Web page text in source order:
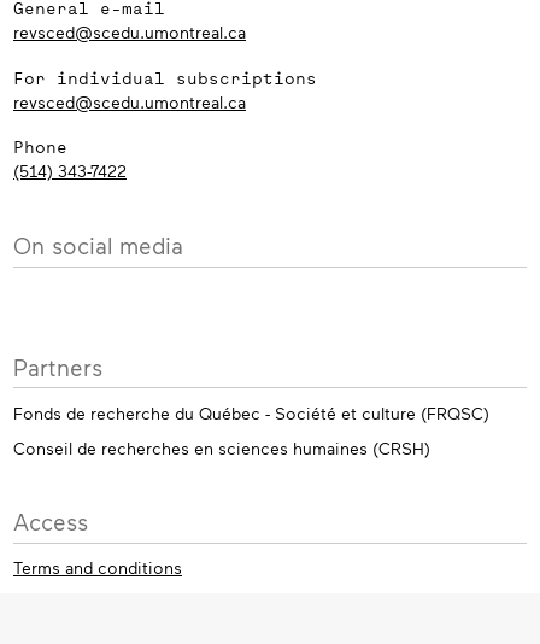
General e-mail
revsced@scedu.umontreal.ca
For individual subscriptions
revsced@scedu.umontreal.ca
Phone
(514) 343-7422
On social media
Partners
Fonds de recherche du Québec - Société et culture (FRQSC)
Conseil de recherches en sciences humaines (CRSH)
Access
Terms and conditions